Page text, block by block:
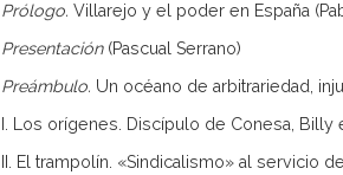
Prólogo. Villarejo y el poder en España
Presentación (Pascual Serrano)
Preámbulo. Un océano de arbitrariedad,
I. Los orígenes. Discípulo de Conesa, Billy
II. El trampolín. «Sindicalismo» al servicio